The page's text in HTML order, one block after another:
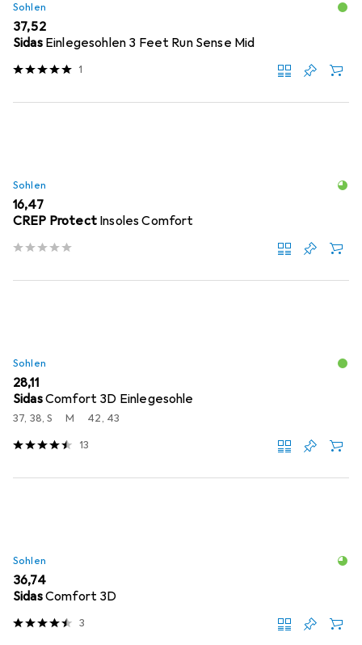
Sohlen
EUR
37,52
Sidas Einlegesohlen 3 Feet Run Sense Mid
1
Sohlen
EUR
16,47
CREP Protect Insoles Comfort
Sohlen
EUR
28,11
SidasComfort 3D Einlegesohle
37, 38, S M 42, 43
13
Sohlen
EUR
36,74
SidasComfort 3D
3